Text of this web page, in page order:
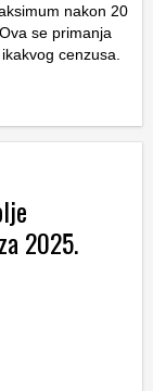
nakon 20
. Ova se primanja
cenzusa.
2025.